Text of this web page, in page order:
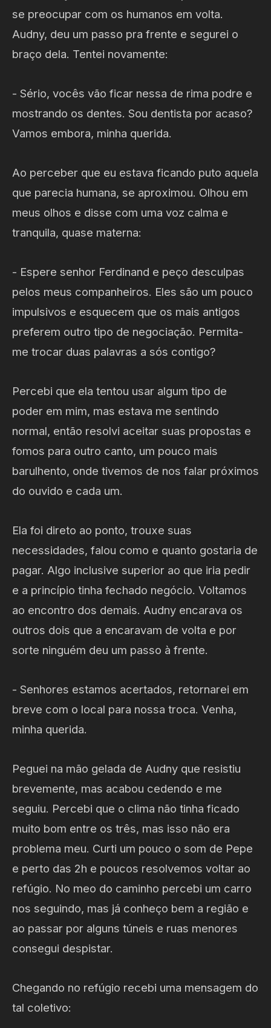
se preocupar com os humanos em volta.
Audny, deu um passo pra frente e segurei o
braço dela. Tentei novamente:
- Sério, vocês vão ficar nessa de rima podre e
mostrando os dentes. Sou dentista por acaso?
Vamos embora, minha querida.
Ao perceber que eu estava ficando puto aquela
que parecia humana, se aproximou. Olhou em
meus olhos e disse com uma voz calma e
tranquila, quase materna:
- Espere senhor Ferdinand e peço desculpas
pelos meus companheiros. Eles são um pouco
impulsivos e esquecem que os mais antigos
preferem outro tipo de negociação. Permita-
me trocar duas palavras a sós contigo?
Percebi que ela tentou usar algum tipo de
poder em mim, mas estava me sentindo
normal, então resolvi aceitar suas propostas e
fomos para outro canto, um pouco mais
barulhento, onde tivemos de nos falar próximos
do ouvido e cada um.
Ela foi direto ao ponto, trouxe suas
necessidades, falou como e quanto gostaria de
pagar. Algo inclusive superior ao que iria pedir
e a princípio tinha fechado negócio. Voltamos
ao encontro dos demais. Audny encarava os
outros dois que a encaravam de volta e por
sorte ninguém deu um passo à frente.
- Senhores estamos acertados, retornarei em
breve com o local para nossa troca. Venha,
minha querida.
Peguei na mão gelada de Audny que resistiu
brevemente, mas acabou cedendo e me
seguiu. Percebi que o clima não tinha ficado
muito bom entre os três, mas isso não era
problema meu. Curti um pouco o som de Pepe
e perto das 2h e poucos resolvemos voltar ao
refúgio. No meo do caminho percebi um carro
nos seguindo, mas já conheço bem a região e
ao passar por alguns túneis e ruas menores
consegui despistar.
Chegando no refúgio recebi uma mensagem do
tal coletivo: